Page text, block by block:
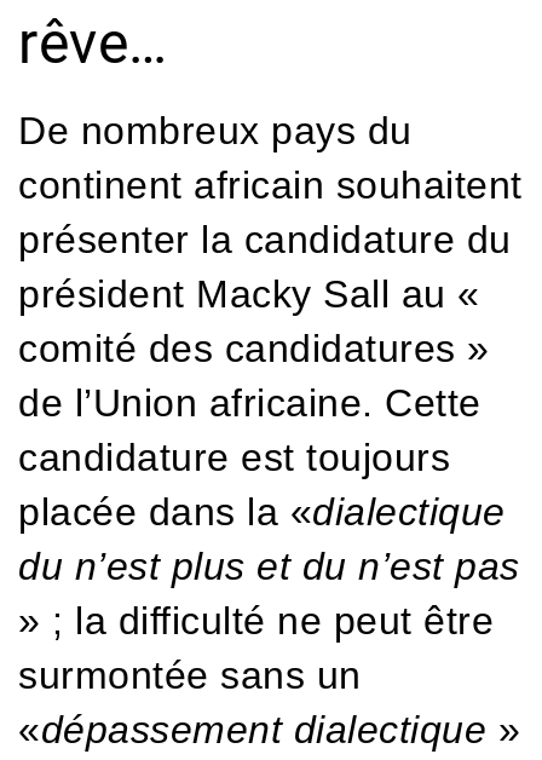
rêve…
De nombreux pays du
continent africain souhaitent
présenter la candidature du
président Macky Sall au «
comité des candidatures »
de l’Union africaine. Cette
candidature est toujours
placée dans la «dialectique
du n’est plus et du n’est pas
» ; la difficulté ne peut être
surmontée sans un
«dépassement dialectique »